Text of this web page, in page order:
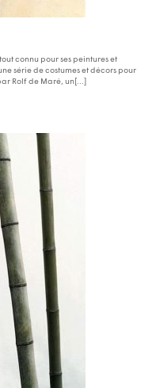
connu pour ses peintures et
série de costumes et décors pour
Rolf de Maré, un[...]